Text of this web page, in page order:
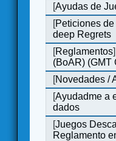
[Ayudas de
[Peticiones
deep Regrets
[Reglamentos]
(BoAR) (GMT
[Novedades /
[Ayudadme a
dados
[Juegos
Reglamento